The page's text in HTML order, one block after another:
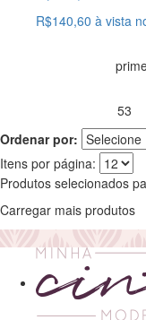
R$140,60 à vista
53
Ordenar por:
Itens por página:
Produtos selecionados
Carregar mais produtos